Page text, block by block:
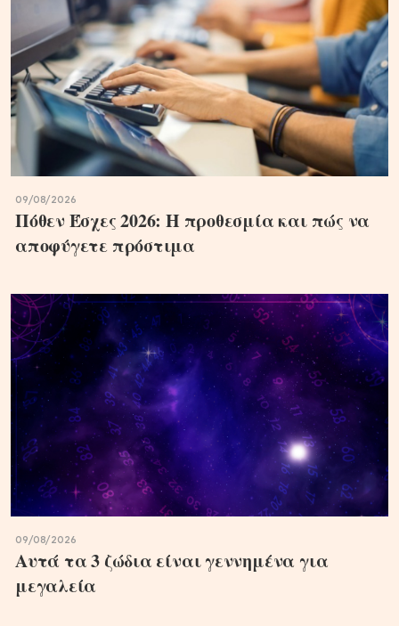
09/08/2026
Πόθεν Έσχες 2026: Η προθεσμία και πώς να
αποφύγετε πρόστιμα
09/08/2026
Αυτά τα 3 ζώδια είναι γεννημένα για
μεγαλεία